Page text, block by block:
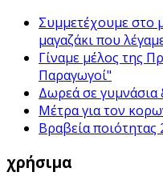
Συμμετέχουμε στο
μαγαζάκι που
Γίναμε μέλος της
Παραγωγοί"
Δωρεά σε γυμνάσια
Μέτρα για τον
Βραβεία ποιότητας
χρήσιμα